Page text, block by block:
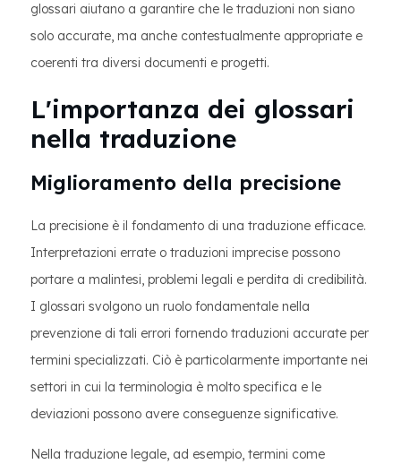
glossari aiutano a garantire che le traduzioni non siano
solo accurate, ma anche contestualmente appropriate e
coerenti tra diversi documenti e progetti.
L'importanza dei glossari
nella traduzione
Miglioramento della precisione
La precisione è il fondamento di una traduzione efficace.
Interpretazioni errate o traduzioni imprecise possono
portare a malintesi, problemi legali e perdita di credibilità.
I glossari svolgono un ruolo fondamentale nella
prevenzione di tali errori fornendo traduzioni accurate per
termini specializzati. Ciò è particolarmente importante nei
settori in cui la terminologia è molto specifica e le
deviazioni possono avere conseguenze significative.
Nella traduzione legale, ad esempio, termini come